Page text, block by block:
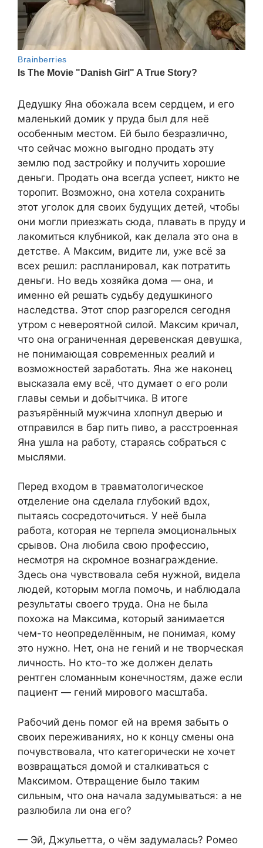
Дедушку Яна обожала всем сердцем, и его
маленький домик у пруда был для неё
особенным местом. Ей было безразлично,
что сейчас можно выгодно продать эту
землю под застройку и получить хорошие
деньги. Продать она всегда успеет, никто не
торопит. Возможно, она хотела сохранить
этот уголок для своих будущих детей, чтобы
они могли приезжать сюда, плавать в пруду и
лакомиться клубникой, как делала это она в
детстве. А Максим, видите ли, уже всё за
всех решил: распланировал, как потратить
деньги. Но ведь хозяйка дома — она, и
именно ей решать судьбу дедушкиного
наследства. Этот спор разгорелся сегодня
утром с невероятной силой. Максим кричал,
что она ограниченная деревенская девушка,
не понимающая современных реалий и
возможностей заработать. Яна же наконец
высказала ему всё, что думает о его роли
главы семьи и добытчика. В итоге
разъярённый мужчина хлопнул дверью и
отправился в бар пить пиво, а расстроенная
Яна ушла на работу, стараясь собраться с
мыслями.
Перед входом в травматологическое
отделение она сделала глубокий вдох,
пытаясь сосредоточиться. У неё была
работа, которая не терпела эмоциональных
срывов. Она любила свою профессию,
несмотря на скромное вознаграждение.
Здесь она чувствовала себя нужной, видела
людей, которым могла помочь, и наблюдала
результаты своего труда. Она не была
похожа на Максима, который занимается
чем-то неопределённым, не понимая, кому
это нужно. Нет, она не гений и не творческая
личность. Но кто-то же должен делать
рентген сломанным конечностям, даже если
пациент — гений мирового масштаба.
Рабочий день помог ей на время забыть о
своих переживаниях, но к концу смены она
почувствовала, что категорически не хочет
возвращаться домой и сталкиваться с
Максимом. Отвращение было таким
сильным, что она начала задумываться: а не
разлюбила ли она его?
— Эй, Джульетта, о чём задумалась? Ромео